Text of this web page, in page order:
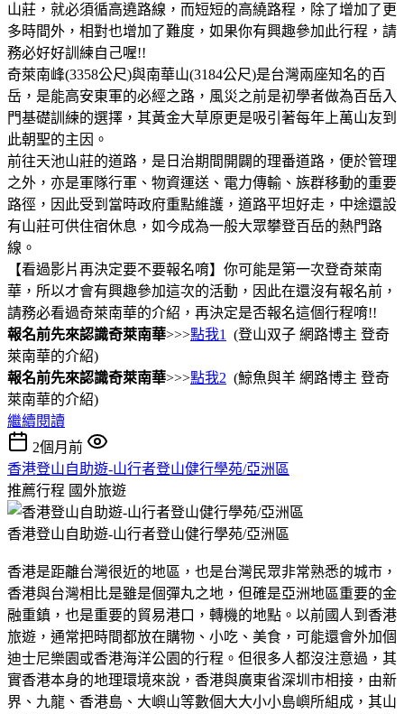
山莊，就必須循高遶路線，而短短的高繞路程，除了增加了更
多時間外，相對也增加了難度，如果你有興趣參加此行程，請
務必好好訓練自己喔!!
奇萊南峰(3358公尺)與南華山(3184公尺)是台灣兩座知名的百
岳，是能高安東軍的必經之路，風災之前是初學者做為百岳入
門基礎訓練的選擇，其黃金大草原更是吸引著每年上萬山友到
此朝聖的主因。
前往天池山莊的道路，是日治期間開闢的理番道路，便於管理
之外，亦是軍隊行軍、物資運送、電力傳輸、族群移動的重要
路徑，因此受到當時政府重點維護，道路平坦好走，中途還設
有山莊可供住宿休息，如今成為一般大眾攀登百岳的熱門路
線。
【看過影片再決定要不要報名唷】你可能是第一次登奇萊南
華，所以才會有興趣參加這次的活動，因此在還沒有報名前，
請務必看過奇萊南華的介紹，再決定是否報名這個行程唷!!
報名前先來認識奇萊南華>>>點我1
(登山双子 網路博主 登奇
萊南華的介紹)
報名前先來認識奇萊南華>>>點我2 (鯨魚與羊 網路博主 登奇
萊南華的介紹)
繼續閱讀
2個月前
香港登山自助遊-山行者登山健行學苑/亞洲區
推薦行程 國外旅遊
香港登山自助遊-山行者登山健行學苑/亞洲區
香港是距離台灣很近的地區，也是台灣民眾非常熟悉的城市，
香港與台灣相比是雖是個彈丸之地，但確是亞洲地區重要的金
融重鎮，也是重要的貿易港口，轉機的地點。以前國人到香港
旅遊，通常把時間都放在購物、小吃、美食，可能還會外加個
迪士尼樂園或香港海洋公園的行程。但很多人都沒注意過，其
實香港本身的地理環境來說，香港與廣東省深圳市相接，由新
界、九龍、香港島、大嶼山等數個大大小小島嶼所組成，其山